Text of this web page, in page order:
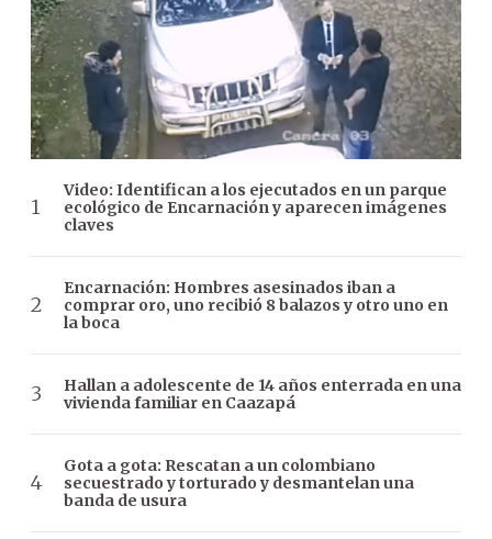
Video: Identifican a los ejecutados en un parque
ecológico de Encarnación y aparecen imágenes
claves
Encarnación: Hombres asesinados iban a
comprar oro, uno recibió 8 balazos y otro uno en
la boca
Hallan a adolescente de 14 años enterrada en una
vivienda familiar en Caazapá
Gota a gota: Rescatan a un colombiano
secuestrado y torturado y desmantelan una
banda de usura